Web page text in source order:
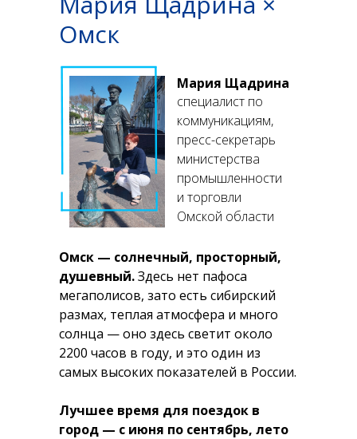
Омск
Омск — солнечный, просторный,
душевный.Здесь нет пафоса
мегаполисов, зато есть сибирский
размах, теплая атмосфера и много
солнца — оно здесь светит около
2200 часов в году, и это один из
самых высоких показателей в России.
Лучшее время для поездок в
город — с июня по сентябрь, лето
Мария Щадрина
специалист по
коммуникациям,
пресс-секретарь
министерства
промышленности
и торговли
Омской области